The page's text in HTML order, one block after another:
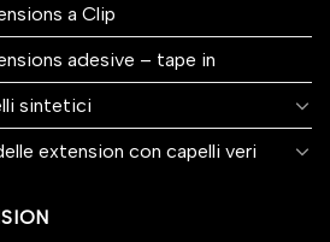
a Clip
adesive – tape in
sintetici
extension con capelli veri